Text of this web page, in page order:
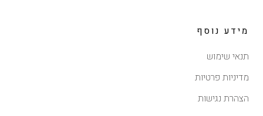
מידע נוסף
תנאי שימוש
מדיניות פרטיות
הצהרת נגישות